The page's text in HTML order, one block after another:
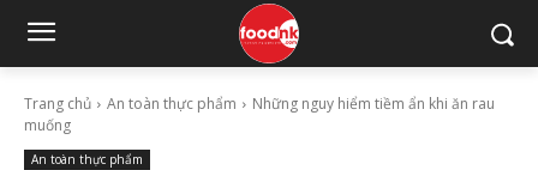
Trang chủ An toàn thực phẩm
Những nguy hiểm tiềm ẩn khi ăn rau
muống
An toàn thực phẩm